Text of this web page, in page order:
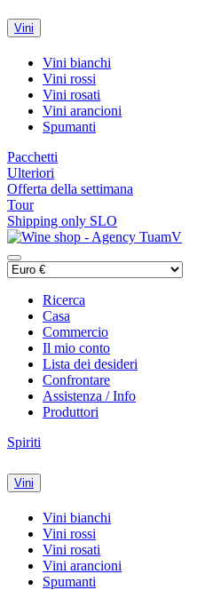
Vini
Vini bianchi
Vini rossi
Vini rosati
Vini arancioni
Spumanti
Pacchetti
Ulteriori
Offerta della settimana
Tour
Shipping only SLO
Ricerca
Casa
Commercio
Il mio conto
Lista dei desideri
Confrontare
Assistenza / Info
Produttori
Spiriti
Vini
Vini bianchi
Vini rossi
Vini rosati
Vini arancioni
Spumanti